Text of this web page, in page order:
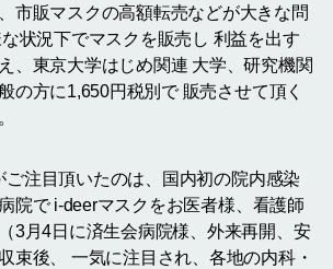
市販マスクの高額転売などが大きな問
状況下でマスクを販売し 利益を出す
、東京大学はじめ関連 大学、研究機関
の方に1,650円税別で 販売させて頂く
ご注目頂いたのは、国内初の院内感染
院で i-deerマスクをお医者様、看護師
3月4日に済生会病院様、外来再開、安
束後、 一気に注目され、各地の内科・